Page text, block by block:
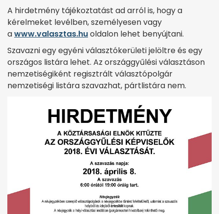
A hirdetmény tájékoztatást ad arról is, hogy a
kérelmeket levélben, személyesen vagy
awww.valasztas.huoldalon lehet benyújtani.
Szavazni egy egyéni választókerületi jelöltre és egy
országos listára lehet. Az országgyűlési választáson
nemzetiségiként regisztrált választópolgár
nemzetiségi listára szavazhat, pártlistára nem.